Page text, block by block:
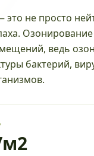
не просто
Озонирование
ведь
бактерий,
м2